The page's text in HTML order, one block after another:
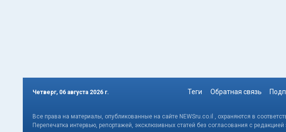
Четверг, 06 августа 2026 г. Теги Обратная связь
Все права на материалы, опубликованные на сайте NEWSru.co.il , охраняются в
Перепечатка интервью, репортажей, эксклюзивных статей без согласования с